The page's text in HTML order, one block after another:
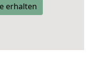
erhalten